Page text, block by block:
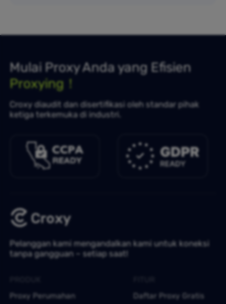
Mulai Proxy Anda yang Efisien
Proxying！
Croxy diaudit dan disertifikasi oleh standar pihak
ketiga terkemuka di industri.
Pelanggan kami mengandalkan kami untuk koneksi
tanpa gangguan – setiap saat!
Proxy Perumahan
Daftar Proxy Gratis